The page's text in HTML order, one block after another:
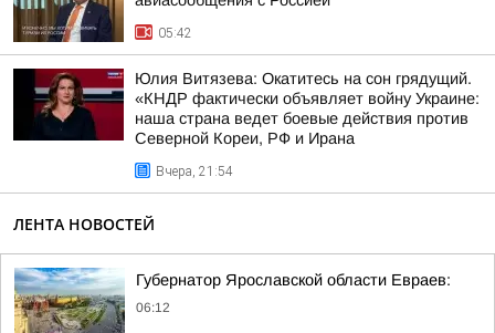
05:42
Юлия Витязева: Окатитесь на сон грядущий.
«КНДР фактически объявляет войну Украине:
наша страна ведет боевые действия против
Северной Кореи, РФ и Ирана
Вчера, 21:54
ЛЕНТА НОВОСТЕЙ
Губернатор Ярославской области Евраев:
06:12